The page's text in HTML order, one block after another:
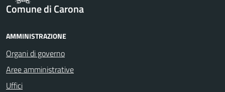
Comune di Carona
AMMINISTRAZIONE
Organi di governo
Aree amministrative
Uffici